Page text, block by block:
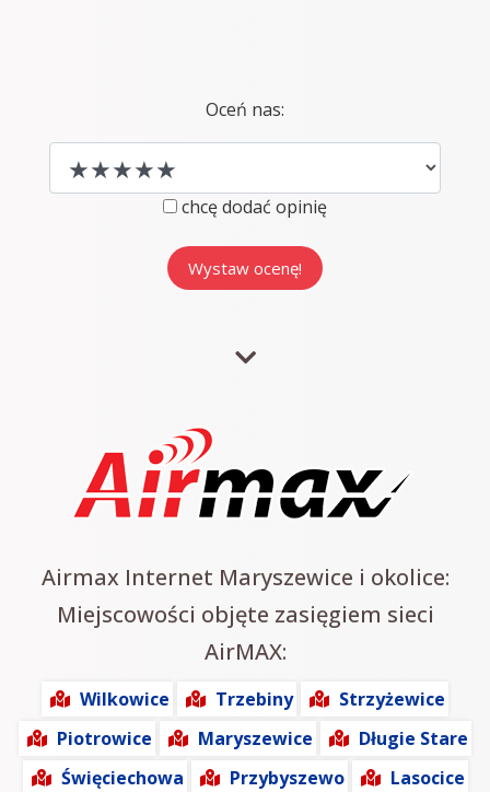
Oceń nas:
chcę dodać opinię
Airmax Internet Maryszewice i okolice:
Miejscowości objęte zasięgiem sieci
AirMAX:
Wilkowice Trzebiny
Strzyżewice
Piotrowice
Maryszewice
Długie Stare
Święciechowa
Przybyszewo
Lasocice